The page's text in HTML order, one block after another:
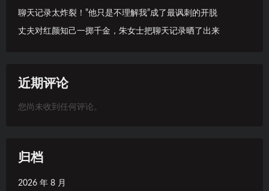
聊天记录太炸裂！”他只是不理解我”成了最讽刺的开脱
丈夫对红颜知己一掷千金，朱女士把聊天记录晒了出来
近期评论
您尚未收到任何评论。
归档
2026 年 8 月